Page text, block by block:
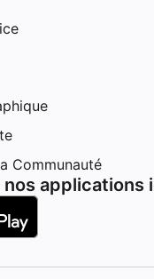
Communauté
applications